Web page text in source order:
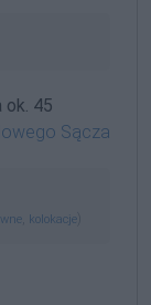
ok. 45
Sącza
kolokacje